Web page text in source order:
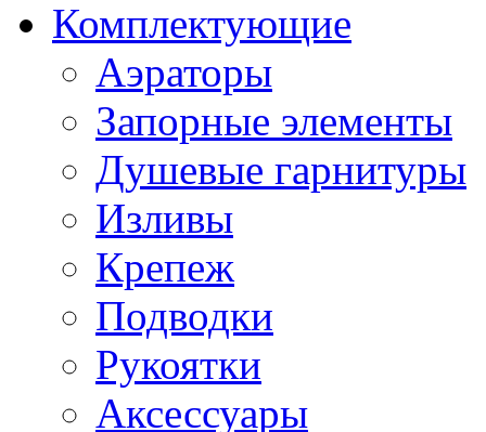
Комплектующие
Аэраторы
Запорные элементы
Душевые гарнитуры
Изливы
Крепеж
Подводки
Рукоятки
Аксессуары